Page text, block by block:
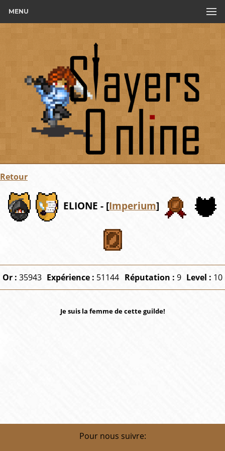
MENU
Retour
ELIONE - [Imperium]
Or :35943 Expérience : 51144 Réputation : 9 Level : 10
Je suis la femme de cette guilde!
Pour nous suivre: